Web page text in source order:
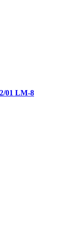
01 LM-8